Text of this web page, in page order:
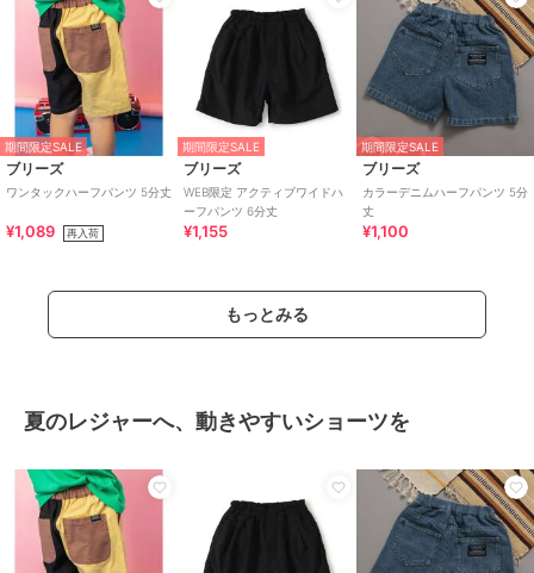
期間限定SALE
ブリーズ
ワンタックハーフパンツ 5分丈
¥1,089 再入荷
期間限定SALE
ブリーズ
WEB限定 アクティブワイドハ
ーフパンツ 6分丈
¥1,155
期間限定SALE
ブリーズ
カラーデニムハーフパンツ 5分
丈
¥1,100
もっとみる
夏のレジャーへ、動きやすいショーツを